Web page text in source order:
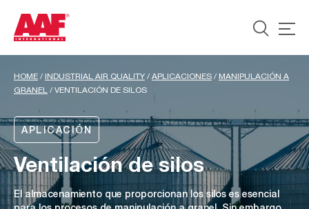
HOME / INDUSTRIAL AIR QUALITY / APLICACIONES / MANIPULACIÓN A
GRANEL / VENTILACIÓN DE SILOS
APLICACIÓN
Ventilación de silos
El almacenamiento que proporcionan los silos es esencial